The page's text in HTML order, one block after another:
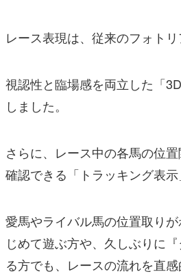
レース表現は、従来のフォトリ
視認性と臨場感を両立した「
しました。
さらに、レース中の各馬の位
確認できる「トラッキング表示
愛馬やライバル馬の位置取り
じめて遊ぶ方や、久しぶりに
る方でも、レースの流れを直感